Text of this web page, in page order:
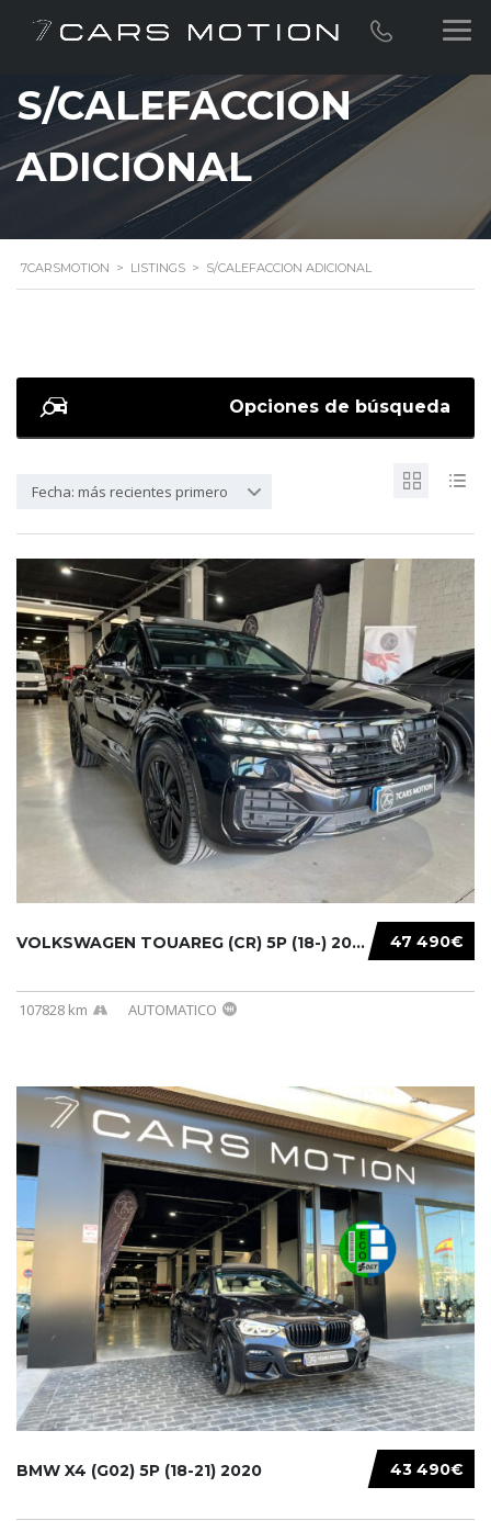
S/CALEFACCION
ADICIONAL
7CARSMOTION > LISTINGS > S/CALEFACCION ADICIONAL
Opciones de búsqueda
Fecha: más recientes primero
47 490€
VOLKSWAGEN TOUAREG (CR) 5P (18-) 2021...
107828 km AUTOMATICO
43 490€
BMW X4 (G02) 5P (18-21) 2020